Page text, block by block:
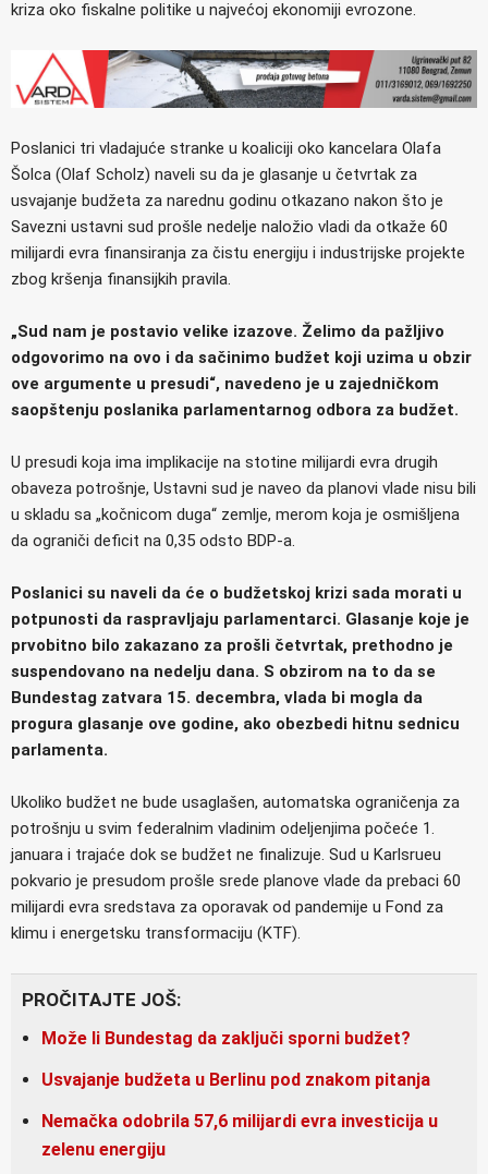
kriza oko fiskalne politike u najvećoj ekonomiji evrozone.
Poslanici tri vladajuće stranke u koaliciji oko kancelara Olafa
Šolca (Olaf Scholz) naveli su da je glasanje u četvrtak za
usvajanje budžeta za narednu godinu otkazano nakon što je
Savezni ustavni sud prošle nedelje naložio vladi da otkaže 60
milijardi evra finansiranja za čistu energiju i industrijske projekte
zbog kršenja finansijkih pravila.
„Sud nam je postavio velike izazove. Želimo da pažljivo
odgovorimo na ovo i da sačinimo budžet koji uzima u obzir
ove argumente u presudi“, navedeno je u zajedničkom
saopštenju poslanika parlamentarnog odbora za budžet.
U presudi koja ima implikacije na stotine milijardi evra drugih
obaveza potrošnje, Ustavni sud je naveo da planovi vlade nisu bili
u skladu sa „kočnicom duga“ zemlje, merom koja je osmišljena
da ograniči deficit na 0,35 odsto BDP-a.
Poslanici su naveli da će o budžetskoj krizi sada morati u
potpunosti da raspravljaju parlamentarci. Glasanje koje je
prvobitno bilo zakazano za prošli četvrtak, prethodno je
suspendovano na nedelju dana. S obzirom na to da se
Bundestag zatvara 15. decembra, vlada bi mogla da
progura glasanje ove godine, ako obezbedi hitnu sednicu
parlamenta.
Ukoliko budžet ne bude usaglašen, automatska ograničenja za
potrošnju u svim federalnim vladinim odeljenjima počeće 1.
januara i trajaće dok se budžet ne finalizuje. Sud u Karlsrueu
pokvario je presudom prošle srede planove vlade da prebaci 60
milijardi evra sredstava za oporavak od pandemije u Fond za
klimu i energetsku transformaciju (KTF).
PROČITAJTE JOŠ:
Može li Bundestag da zaključi sporni budžet?
Usvajanje budžeta u Berlinu pod znakom pitanja
Nemačka odobrila 57,6 milijardi evra investicija u
zelenu energiju